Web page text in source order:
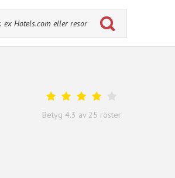
Betyg 4.3 av 25 röster